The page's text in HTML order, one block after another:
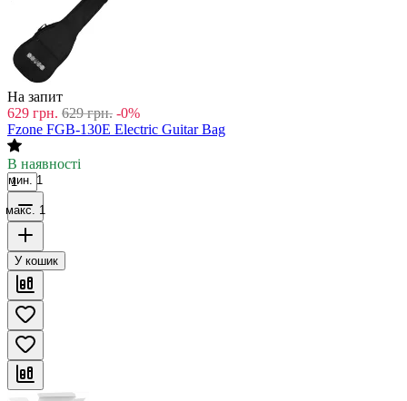
На запит
629 грн. 629 грн. -0%
Fzone FGB-130E Electric Guitar Bag
В наявності
мин. 1
макс. 1
У кошик